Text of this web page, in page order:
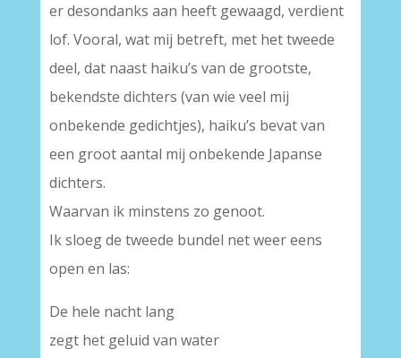
er desondanks aan heeft gewaagd, verdient
lof. Vooral, wat mij betreft, met het tweede
deel, dat naast haiku’s van de grootste,
bekendste dichters (van wie veel mij
onbekende gedichtjes), haiku’s bevat van
een groot aantal mij onbekende Japanse
dichters.
Waarvan ik minstens zo genoot.
Ik sloeg de tweede bundel net weer eens
open en las:
De hele nacht lang
zegt het geluid van water